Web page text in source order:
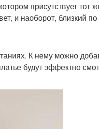
присутствует тот
и наоборот, близкий
К нему можно
будут эффектно